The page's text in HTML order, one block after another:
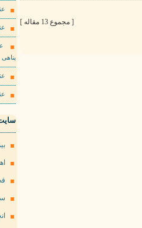
[ مجموع 13 مقاله ]
پناهی